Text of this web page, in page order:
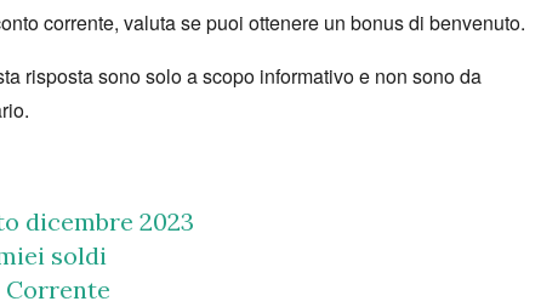
corrente, valuta se puoi ottenere un bonus di benvenuto.
risposta sono solo a scopo informativo e non sono da
dicembre 2023
soldi
Corrente